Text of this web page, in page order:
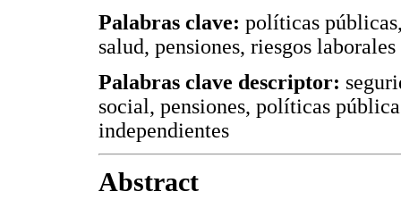
Palabras clave: políticas
salud, pensiones, riesgos laborales
Palabras clave descriptor:
social, pensiones, políticas
independientes
Abstract